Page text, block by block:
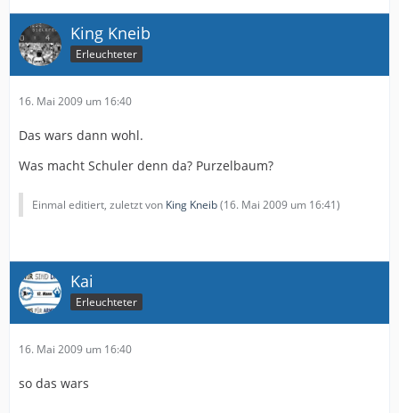
King Kneib
Erleuchteter
16. Mai 2009 um 16:40
Das wars dann wohl.
Was macht Schuler denn da? Purzelbaum?
Einmal editiert, zuletzt von King Kneib(16. Mai 2009 um 16:41)
Kai
Erleuchteter
16. Mai 2009 um 16:40
so das wars